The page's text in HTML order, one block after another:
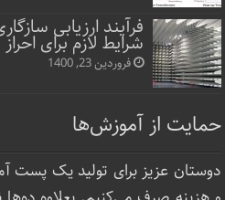
فرآیند ارزیابی
شرایط لازم برای
فروردین 23, 1400
حمایت از آموزش‌ها
دوستان عزیز برای تولید یک